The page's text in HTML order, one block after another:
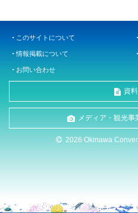
このサイトについて
情報掲載について
お問い合わせ
資
メディア・観光
2026 Okinawa